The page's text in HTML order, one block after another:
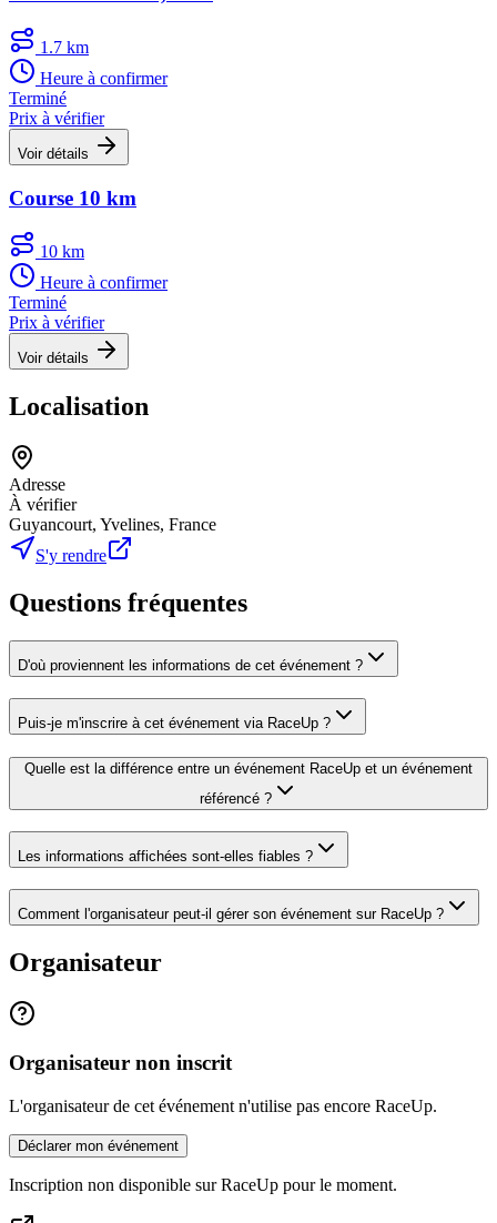
1.7 km
Heure à confirmer
Terminé
Prix à vérifier
Voir détails
Course 10 km
10 km
Heure à confirmer
Terminé
Prix à vérifier
Voir détails
Localisation
Adresse
À vérifier
Guyancourt, Yvelines, France
S'y rendre
Questions fréquentes
D'où proviennent les informations de cet événement ?
Puis-je m'inscrire à cet événement via RaceUp ?
Quelle est la différence entre un événement RaceUp et un événement
référencé ?
Les informations affichées sont-elles fiables ?
Comment l'organisateur peut-il gérer son événement sur RaceUp ?
Organisateur
Organisateur non inscrit
L'organisateur de cet événement n'utilise pas encore RaceUp.
Déclarer mon événement
Inscription non disponible sur RaceUp pour le moment.